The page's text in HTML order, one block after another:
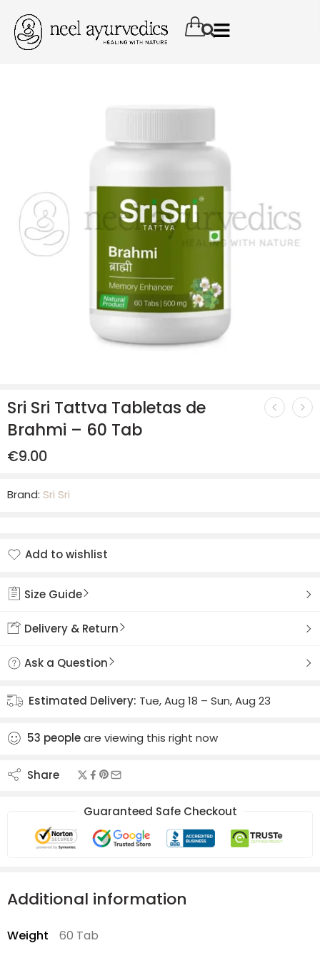
Sri Sri Tattva Tabletas de
Brahmi – 60 Tab
€9.00
Brand: Sri Sri
Add to wishlist
Size Guide
Delivery & Return
Ask a Question
Estimated Delivery: Tue, Aug 18 – Sun, Aug 23
53 peopleare viewing this right now
Share
Guaranteed Safe Checkout
Additional information
Weight 60 Tab